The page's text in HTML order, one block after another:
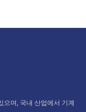
으며, 국내 산업에서 기계